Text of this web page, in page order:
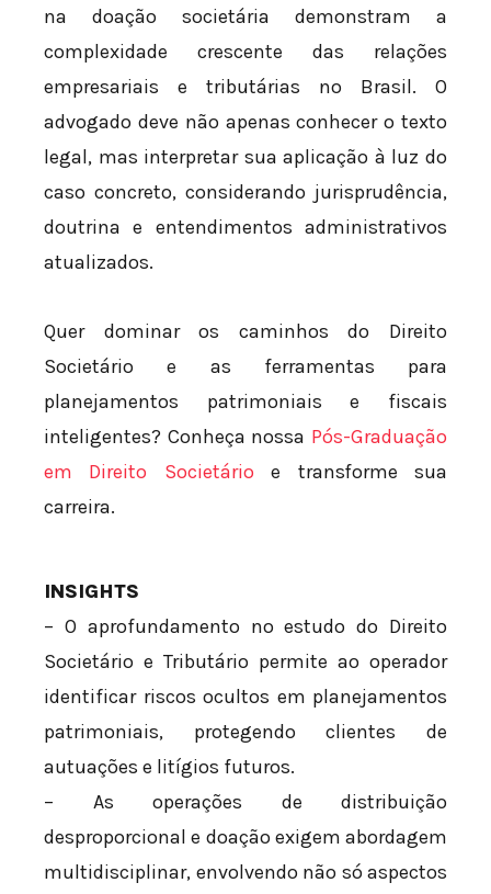
na doação societária demonstram a
complexidade crescente das relações
empresariais e tributárias no Brasil. O
advogado deve não apenas conhecer o texto
legal, mas interpretar sua aplicação à luz do
caso concreto, considerando jurisprudência,
doutrina e entendimentos administrativos
atualizados.
Quer dominar os caminhos do Direito
Societário e as ferramentas para
planejamentos patrimoniais e fiscais
inteligentes? Conheça nossa Pós-Graduação
em Direito Societário e transforme sua
carreira.
INSIGHTS
– O aprofundamento no estudo do Direito
Societário e Tributário permite ao operador
identificar riscos ocultos em planejamentos
patrimoniais, protegendo clientes de
autuações e litígios futuros.
– As operações de distribuição
desproporcional e doação exigem abordagem
multidisciplinar, envolvendo não só aspectos